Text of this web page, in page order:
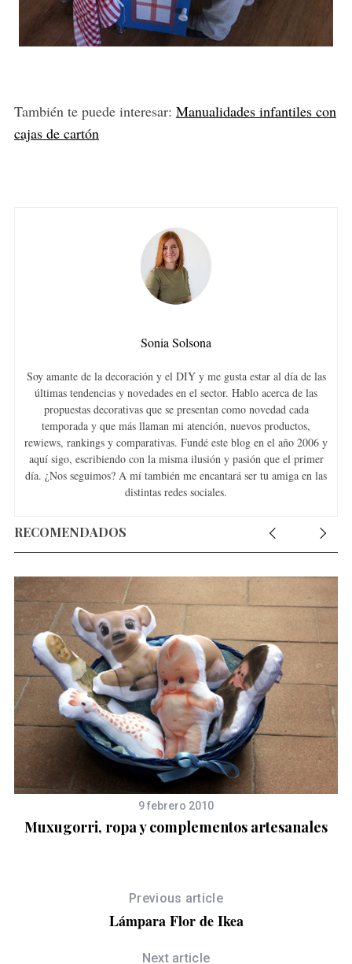
También te puede interesar: Manualidades infantiles con
cajas de cartón
Sonia Solsona
Soy amante de la decoración y el DIY y me gusta estar al día de las
últimas tendencias y novedades en el sector. Hablo acerca de las
propuestas decorativas que se presentan como novedad cada
temporada y que más llaman mi atención, nuevos productos,
rewiews, rankings y comparativas. Fundé este blog en el año 2006 y
aquí sigo, escribiendo con la misma ilusión y pasión que el primer
día. ¿Nos seguimos? A mí también me encantará ser tu amiga en las
distintas redes sociales.
RECOMENDADOS
9 febrero 2010
Muxugorri, ropa y complementos artesanales
Previous article
Lámpara Flor de Ikea
Next article